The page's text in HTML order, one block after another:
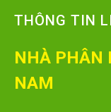
THÔNG TIN
NHÀ PHÂN
NAM